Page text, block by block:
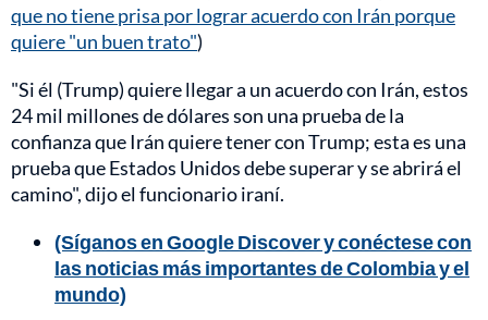
que no tiene prisa por lograr acuerdo con Irán porque
quiere "un buen trato")
"Si él (Trump) quiere llegar a un acuerdo con Irán, estos
24 mil millones de dólares son una prueba de la
confianza que Irán quiere tener con Trump; esta es una
prueba que Estados Unidos debe superar y se abrirá el
camino", dijo el funcionario iraní.
(Síganos en Google Discover y conéctese con
las noticias más importantes de Colombia y el
mundo)